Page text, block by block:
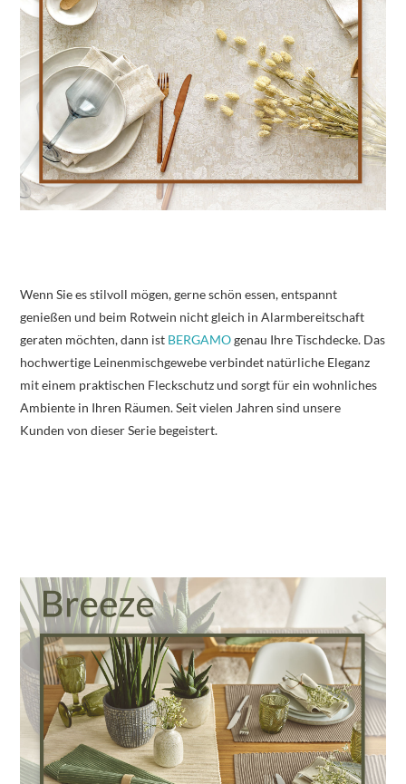
Wenn Sie es stilvoll mögen, gerne schön essen, entspannt
genießen und beim Rotwein nicht gleich in Alarmbereitschaft
geraten möchten, dann ist BERGAMOgenau Ihre Tischdecke. Das
hochwertige Leinenmischgewebe verbindet natürliche Eleganz
mit einem praktischen Fleckschutz und sorgt für ein wohnliches
Ambiente in Ihren Räumen. Seit vielen Jahren sind unsere
Kunden von dieser Serie begeistert.